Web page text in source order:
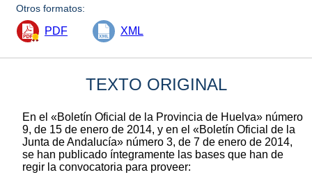
Otros formatos:
PDF XML
TEXTO ORIGINAL
En el «Boletín Oficial de la Provincia de Huelva» número
9, de 15 de enero de 2014, y en el «Boletín Oficial de la
Junta de Andalucía» número 3, de 7 de enero de 2014,
se han publicado íntegramente las bases que han de
regir la convocatoria para proveer: